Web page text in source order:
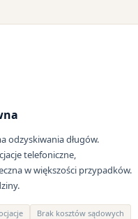
odzyskiwania długów.
telefoniczne,
w większości przypadków.
Brak kosztów sądowych